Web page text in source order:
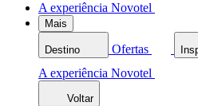
A experiência Novotel
Mais
Destino Ofertas
A experiência Novotel
Voltar